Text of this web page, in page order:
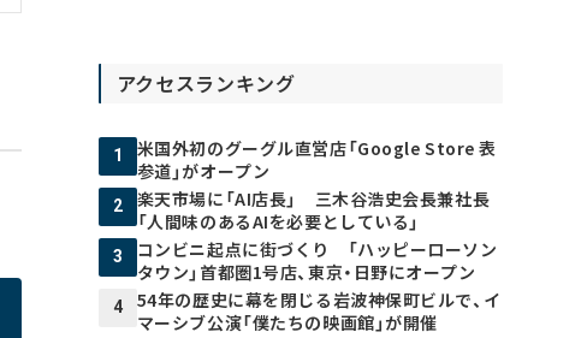
アクセスランキング
1
米国外初のグーグル直営店「Google Store 表
参道」がオープン
2
楽天市場に「AI店長」 三木谷浩史会長兼社長
「人間味のあるAIを必要としている」
3
コンビニ起点に街づくり 「ハッピーローソン
タウン」首都圏1号店、東京・日野にオープン
4
54年の歴史に幕を閉じる岩波神保町ビルで、イ
マーシブ公演「僕たちの映画館」が開催